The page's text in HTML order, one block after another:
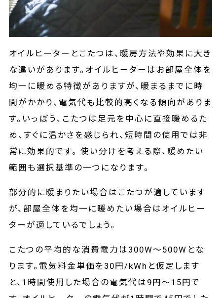
オイルヒーターとこたつは、暖房方法や効果に大き
な違いがあります。オイルヒーターはお部屋全体を
均一に暖める特徴がありますが、暖まるまでに時
間がかかり、電気代も比較的高くなる傾向がありま
す。いっぽう、こたつは足元を中心に直接暖めるた
め、すぐに温かさを感じられ、短時間の使用では非
常に効果的です。 使い分けを考える際、暖めたい
範囲も選択基準の一つになります。
部分的に暖まりたい場合はこたつが適しています
が、部屋全体を均一に暖めたい場合はオイルヒー
ターが適しているでしょう。
こたつの平均的な消費電力は300W～500Wとな
ります。電気料金単価を30円/kWhと仮定します
と、1時間使用した場合の電気代は9円～15円で